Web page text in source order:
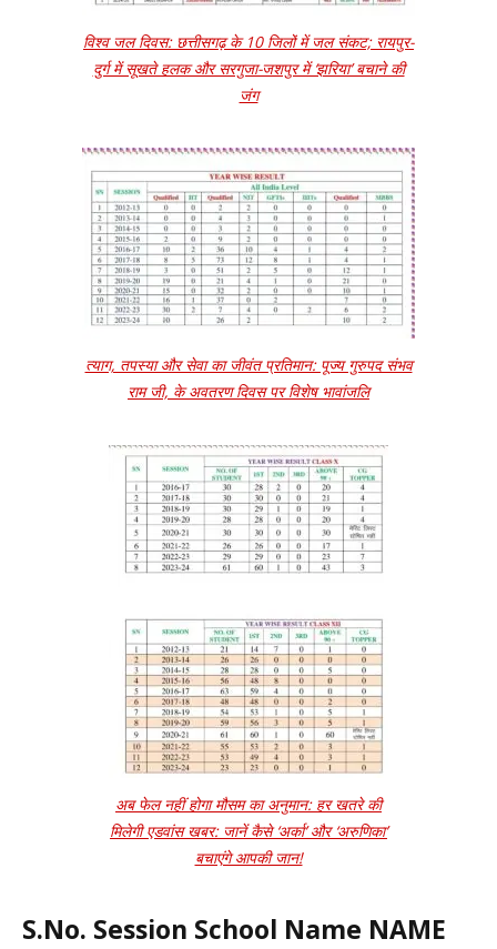
विश्व जल दिवस: छत्तीसगढ़ के 10 जिलों में जल संकट; रायपुर-
दुर्ग में सूखते हलक और सरगुजा-जशपुर में ‘झरिया’ बचाने की
जंग
त्याग, तपस्या और सेवा का जीवंत प्रतिमान: पूज्य गुरुपद संभव
राम जी, के अवतरण दिवस पर विशेष भावांजलि
अब फेल नहीं होगा मौसम का अनुमान: हर खतरे की
मिलेगी एडवांस खबर: जानें कैसे ‘अर्का’ और ‘अरुणिका’
बचाएंगे आपकी जान!
S.No. Session School Name NAME